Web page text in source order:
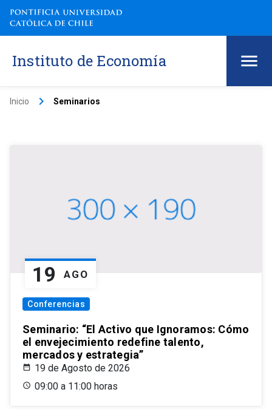
Instituto de Economía
Inicio keyboard_arrow_right Seminarios
19 AGO
Conferencias
Seminario: “El Activo que Ignoramos: Cómo
el envejecimiento redefine talento,
mercados y estrategia”
19 de Agosto de 2026
09:00 a 11:00 horas